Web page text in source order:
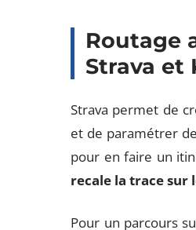
Routage
Strava et
Strava permet de
et de paramétrer
pour en faire un
recale la trace sur
Pour un parcours